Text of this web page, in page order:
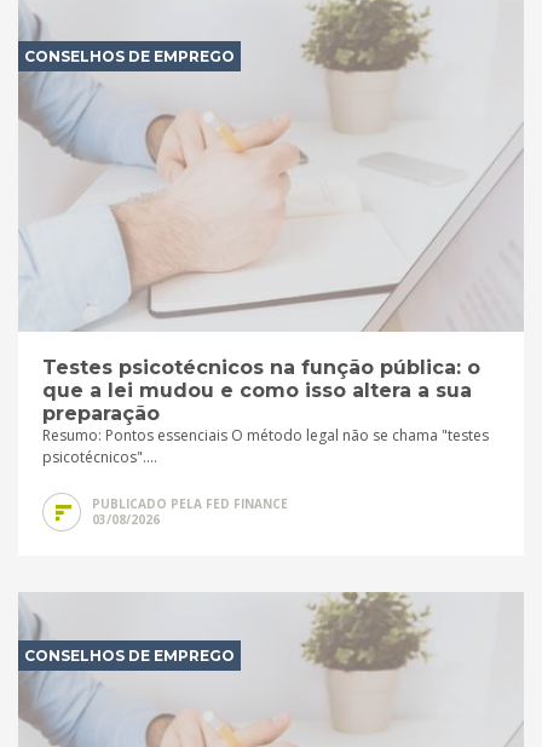
CONSELHOS DE EMPREGO
Testes psicotécnicos na função pública: o
que a lei mudou e como isso altera a sua
preparação
Resumo: Pontos essenciais O método legal não se chama "testes
psicotécnicos"....
PUBLICADO PELA FED FINANCE
03/08/2026
CONSELHOS DE EMPREGO